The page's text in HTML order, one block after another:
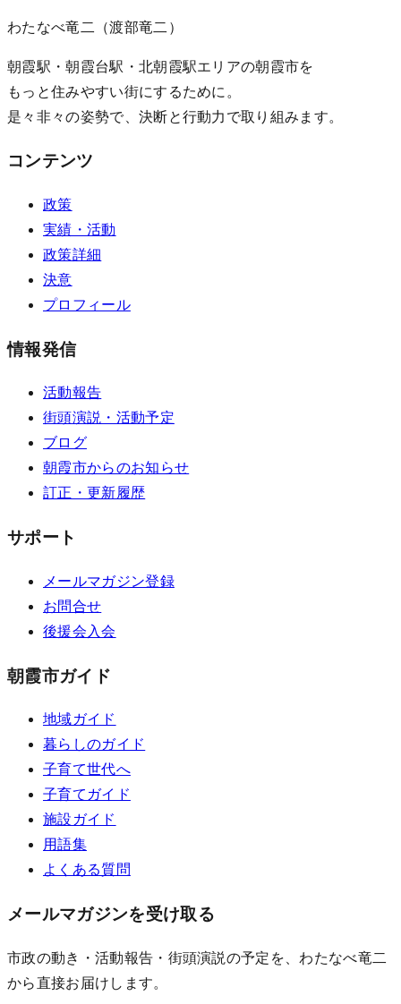
わたなべ竜二 （渡部竜二）
朝霞駅・朝霞台駅・北朝霞駅エリアの朝霞市を
もっと住みやすい街にするために。
是々非々の姿勢で、決断と行動力で取り組みます。
コンテンツ
政策
実績・活動
政策詳細
決意
プロフィール
情報発信
活動報告
街頭演説・活動予定
ブログ
朝霞市からのお知らせ
訂正・更新履歴
サポート
メールマガジン登録
お問合せ
後援会入会
朝霞市ガイド
地域ガイド
暮らしのガイド
子育て世代へ
子育てガイド
施設ガイド
用語集
よくある質問
メールマガジンを受け取る
市政の動き・活動報告・街頭演説の予定を、わたなべ竜二
から直接お届けします。